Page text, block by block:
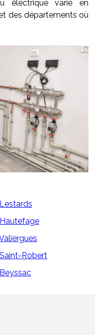
électrique varie en
des départements où
Robert